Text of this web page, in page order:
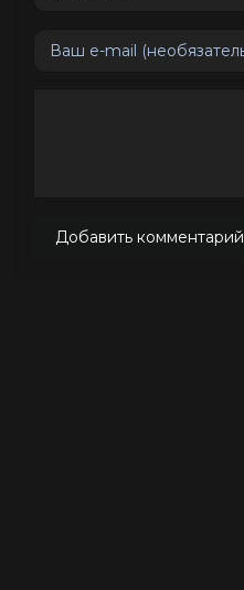
Добавить комментарий